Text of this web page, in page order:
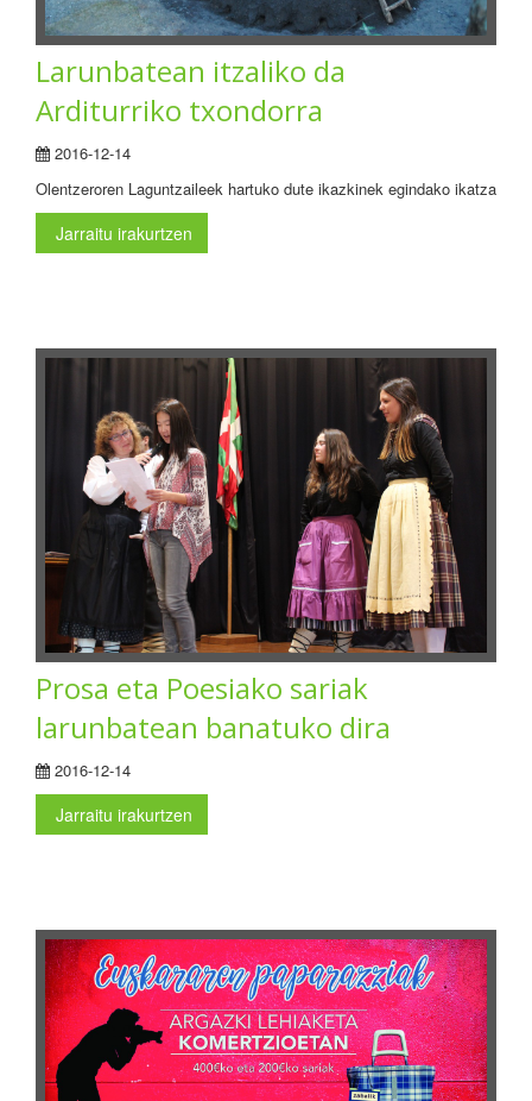
Larunbatean itzaliko da
Arditurriko txondorra
2016-12-14
Olentzeroren Laguntzaileek hartuko dute ikazkinek egindako ikatza
Jarraitu irakurtzen
Prosa eta Poesiako sariak
larunbatean banatuko dira
2016-12-14
Jarraitu irakurtzen